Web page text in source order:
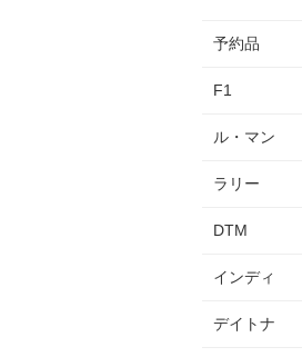
予約品
F1
ル・マン
ラリー
DTM
インディ
デイトナ